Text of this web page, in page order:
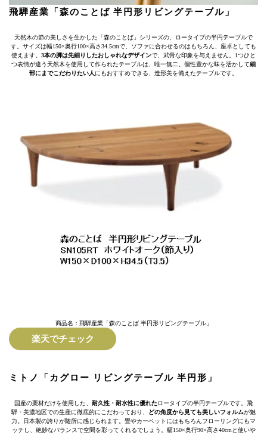
飛騨産業「森のことば 半円形リビングテーブル」
天然木の節の美しさを生かした「森のことば」シリーズの、ロータイプの半円テーブルで
す。サイズは幅150×奥行100×高さ34.5cmで、ソファに合わせるのはもちろん、座卓としても
使えます。 3本の脚は先細りしたおしゃれなデザインで、武骨な印象を与えません。1つひと
つ表情が違う天然木を使用して作られたテーブルは、唯一無二。個性豊かな味を活かして細
部にまでこだわりたい人 にもおすすめできる、造形美を備えたテーブルです。
商品名：飛騨産業「森のことば 半円形リビングテーブル」
楽天でチェック
ミトノ「カグロー リビングテーブル 半円形」
国産の栗材だけを使用した、 耐久性・耐水性に優れたロータイプの半円テーブルです。飛
騨・美濃地区での生産に徹底的にこだわっており、 どの角度から見ても美しいフォルムが魅
力。日本製の誇りが随所に感じられます。畳やカーペットにはもちろんフローリングにもマ
ッチし、絶妙なバランスで空間を彩ってくれるでしょう。幅150×奥行90×高さ40cmと使いや